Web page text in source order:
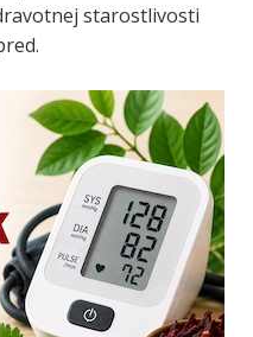
starostlivosti